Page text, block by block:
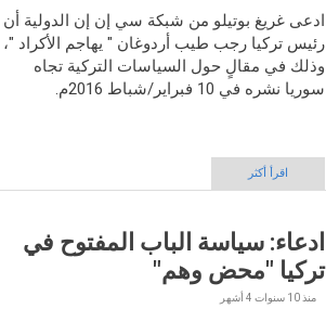
ادعى غريغ بوتيلو من شبكة سي إن إن الدولية أن
رئيس تركيا رجب طيب أردوغان " يهاجم الأكراد "،
وذلك في مقالٍ حول السياسات التركية تجاه
سوريا نشره في 10 فبراير/شباط 2016م.
اقرأ أكثر
ادعاء: سياسة الباب المفتوح في
تركيا "محض وهم"
منذ10 سنوات 4 أشهر